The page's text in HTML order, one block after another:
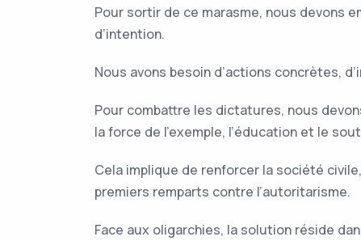
Pour sortir de ce marasme, nous devons
d’intention.
Nous avons besoin d’actions concrètes,
Pour combattre les dictatures, nous
la force de l’exemple, l’éducation et le
Cela implique de renforcer la société
premiers remparts contre l’autoritarisme.
Face aux oligarchies, la solution réside